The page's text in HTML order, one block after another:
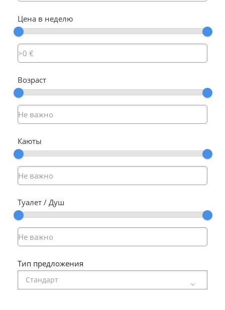
Цена в неделю
Возраст
Каюты
Туалет / Душ
Тип предложения